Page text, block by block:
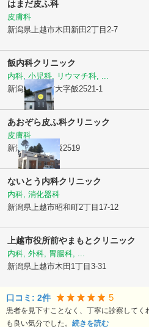
はまだ皮ふ科
皮膚科
新潟県上越市木田新田2丁目2-7
飯内科クリニック
内科, 小児科, リウマチ科, ...
新潟県上越市大字飯2521-1
あおぞら皮ふ科クリニック
皮膚科
新潟県上越市
飯2519
ないとう内科クリニック
内科, 消化器科
新潟県上越市昭和町2丁目17-12
上越市役所前やまもとクリニック
内科, 外科, 胃腸科, ...
新潟県上越市木田1丁目3-31
口コミ: 2件 5
患者を見下すことなく、丁寧に診察して
も良い気分でした。 続きを読む